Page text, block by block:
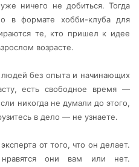
ничего не добиться. Тогда
формате хобби-клуба для
те, кто пришел к идее
возрасте.
без опыта и начинающих
есть свободное время —
никогда не думали до этого,
в дело — не узнаете.
от того, что он делает.
они вам или нет.